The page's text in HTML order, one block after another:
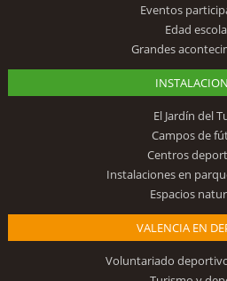
Eventos
Edad
Grandes
El Jardín del
Campos de
Centros
Instalaciones en
Espacios
VALENCIA EN
Voluntariado